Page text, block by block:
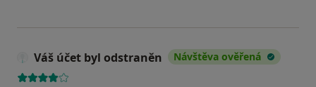
Váš účet byl odstraněn Návštěva ověřená